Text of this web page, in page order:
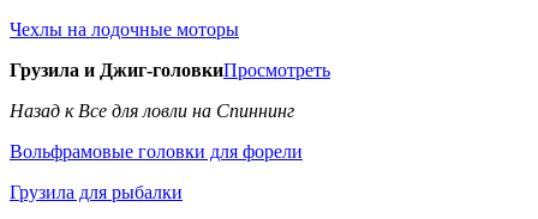
Чехлы на лодочные моторы
Грузила и Джиг-головкиПросмотреть
Назад к Все для ловли на Спиннинг
Вольфрамовые головки для форели
Грузила для рыбалки